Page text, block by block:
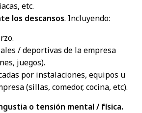
etc.
los descansos. Incluyendo:
/ deportivas de la empresa
juegos).
por instalaciones, equipos u
(sillas, comedor, cocina, etc).
o tensión mental / física.